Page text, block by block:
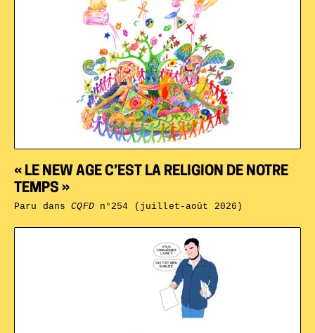
« LE NEW AGE C’EST LA RELIGION DE NOTRE
TEMPS »
Paru dansCQFDn°254 (juillet-août 2026)